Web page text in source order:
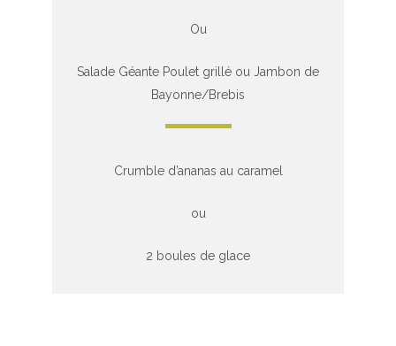
Ou
Salade Géante Poulet grillé ou Jambon de
Bayonne/Brebis
Crumble d’ananas au caramel
ou
2 boules de glace